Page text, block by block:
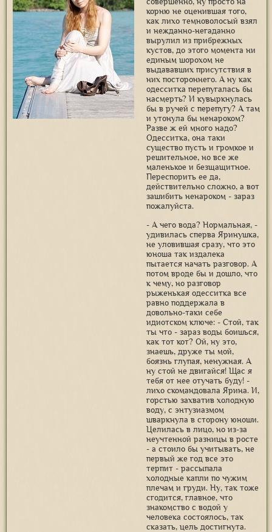
корню не оценившая того,
как лихо темноволосый взял
и нежданно-негаданно
вырулил из прибрежных
кустов, до этого момента ни
единым шорохом не
выдававших присутствия в
них постороннего. А ну как
одесситка перепугалась бы
насмерть? И кувыркнулась
бы в ручей с перепугу? А там
и утонула бы ненароком?
Разве ж ей много надо?
Одесситка, она таки
существо пусть и громкое и
решительное, но все же
маленькое и безщащитное.
Переспорить ее да,
действительно сложно, а вот
зашибить ненароком - зараз
пожалуйста.
- А чего вода? Нормальная, -
удивилась сперва Яринушка,
не уловившая сразу, что это
юноша так издалека
пытается начать разговор. А
потом вроде бы и дошло, что
к чему, но разговор
рыженькая одесситка все
равно поддержала в
довольно-таки себе
идиотском ключе: - Стой, так
ты что - зараз воды боишься,
как тот кот? Ой, ну это,
знаешь, друже ты мой,
боязнь глупая, ненужная. А
ну стой не двигайся! Щас я
тебя от нее отучать буду! -
лихо скомандовала Ярина. И,
горстью захватив холодную
воду, с энтузиазмом
шваркнула в сторону юноши.
Целилась в лицо, но из-за
неучтенной разницы в росте
- а стоило бы учитывать, не
первый же год все это
терпит - рассыпала
холодные капли по чужим
плечам и груди. Ну, так тоже
сгодится, главное, что
знакомство с водой у
человека состоялось, так
сказать, цель достигнута.